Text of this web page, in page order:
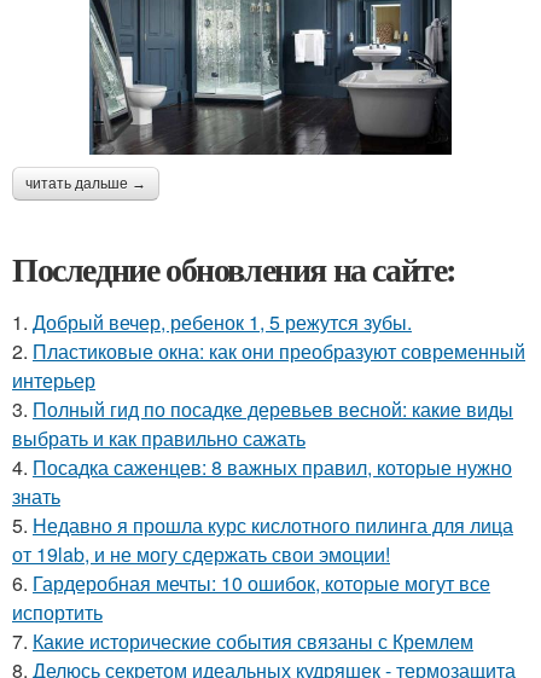
читать дальше →
Последние обновления на сайте:
1. Добрый вечер, ребенок 1, 5 режутся зубы.
2. Пластиковые окна: как они преобразуют современный
интерьер
3. Полный гид по посадке деревьев весной: какие виды
выбрать и как правильно сажать
4. Посадка саженцев: 8 важных правил, которые нужно
знать
5. Недавно я прошла курс кислотного пилинга для лица
от 19lab, и не могу сдержать свои эмоции!
6. Гардеробная мечты: 10 ошибок, которые могут все
испортить
7. Какие исторические события связаны с Кремлем
8. Делюсь секретом идеальных кудряшек - термозащита